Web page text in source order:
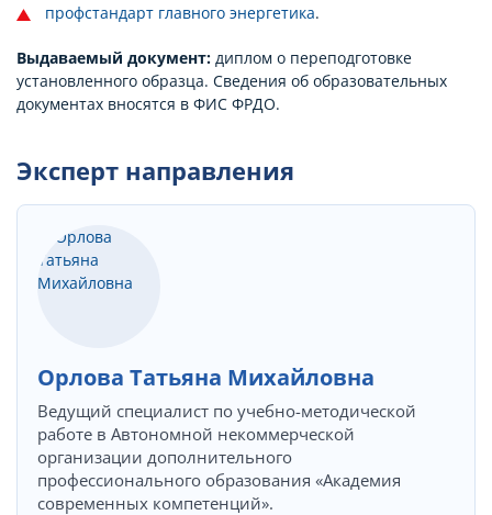
профстандарт главного энергетика.
Выдаваемый документ: диплом о переподготовке
установленного образца. Сведения об образовательных
документах вносятся в ФИС ФРДО.
Эксперт направления
Орлова Татьяна Михайловна
Ведущий специалист по учебно-методической
работе в Автономной некоммерческой
организации дополнительного
профессионального образования «Академия
современных компетенций».